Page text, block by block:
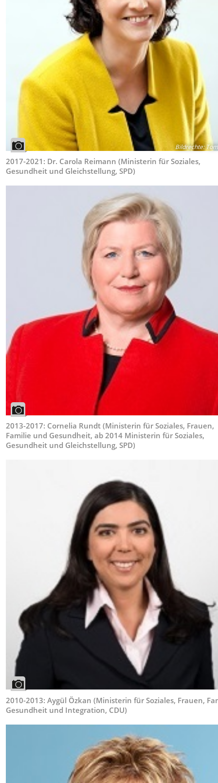
Bildrechte:
2017-2021: Dr. Carola Reimann (Ministerin für Soziales,
Gesundheit und Gleichstellung, SPD)
2013-2017: Cornelia Rundt (Ministerin für Soziales, Frauen,
Familie und Gesundheit, ab 2014 Ministerin für Soziales,
Gesundheit und Gleichstellung, SPD)
2010-2013: Aygül Özkan (Ministerin für Soziales, Frauen,
Gesundheit und Integration, CDU)